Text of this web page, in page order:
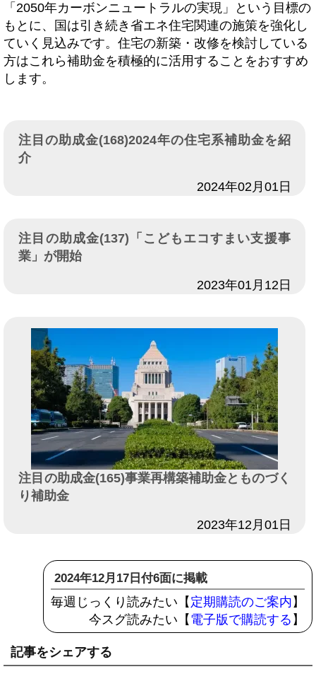
「2050年カーボンニュートラルの実現」という目標の
もとに、国は引き続き省エネ住宅関連の施策を強化し
ていく見込みです。住宅の新築・改修を検討している
方はこれら補助金を積極的に活用することをおすすめ
します。
注目の助成金(168)2024年の住宅系補助金を紹
介
2024年02月01日
注目の助成金(137)「こどもエコすまい支援事
業」が開始
2023年01月12日
注目の助成金(165)事業再構築補助金とものづく
り補助金
2023年12月01日
2024年12月17日付6面に掲載
毎週じっくり読みたい【 定期購読のご案内 】
今スグ読みたい【 電子版で購読する 】
記事をシェアする